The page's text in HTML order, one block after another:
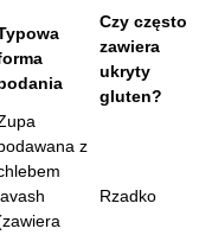
Czy często
zawiera
ukryty
gluten?
z
Rzadko